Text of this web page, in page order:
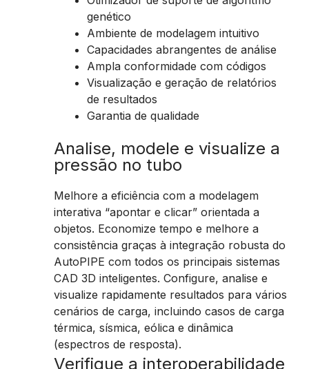
genético
Ambiente de modelagem intuitivo
Capacidades abrangentes de análise
Ampla conformidade com códigos
Visualização e geração de relatórios
de resultados
Garantia de qualidade
Analise, modele e visualize a
pressão no tubo
Melhore a eficiência com a modelagem
interativa “apontar e clicar” orientada a
objetos. Economize tempo e melhore a
consistência graças à integração robusta do
AutoPIPE com todos os principais sistemas
CAD 3D inteligentes. Configure, analise e
visualize rapidamente resultados para vários
cenários de carga, incluindo casos de carga
térmica, sísmica, eólica e dinâmica
(espectros de resposta).
Verifique a interoperabilidade